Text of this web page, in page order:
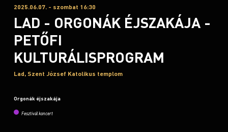
2025.06.07. - szombat 16:30
LAD - ORGONÁK ÉJSZAKÁJA -
PETŐFI
KULTURÁLISPROGRAM
Lad, Szent József Katolikus templom
Orgonák éjszakája
Fesztivál koncert